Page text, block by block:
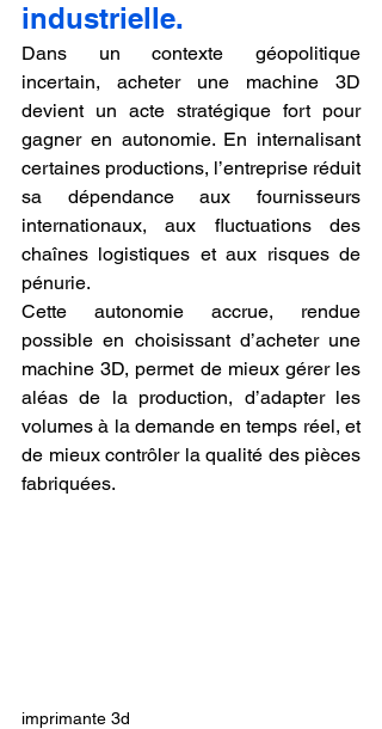
industrielle.
Dans un contexte géopolitique
incertain, acheter une machine 3D
devient un acte stratégique fort pour
gagner en autonomie. En internalisant
certaines productions, l’entreprise réduit
sa dépendance aux fournisseurs
internationaux, aux fluctuations des
chaînes logistiques et aux risques de
pénurie.
Cette autonomie accrue, rendue
possible en choisissant d’acheter une
machine 3D, permet de mieux gérer les
aléas de la production, d’adapter les
volumes à la demande en temps réel, et
de mieux contrôler la qualité des pièces
fabriquées.
imprimante 3d